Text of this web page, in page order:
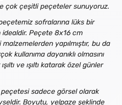
çok çeşitli peçeteler sunuyoruz.
sofralarına lüks bir
Peçete 8x16 cm
yapılmıştır, bu da
kullanıma dayanıklı olmasını
ve ışıltı katarak özel günler
peçetesi sadece görsel olarak
Boyutu, yelpaze şeklinde